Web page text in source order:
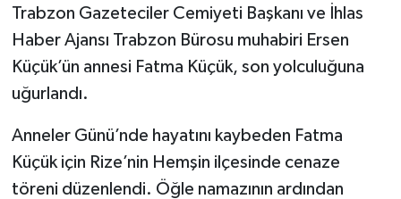
Trabzon Gazeteciler Cemiyeti Başkanı ve İhlas
Haber Ajansı Trabzon Bürosu muhabiri Ersen
Küçük’ün annesi Fatma Küçük, son yolculuğuna
uğurlandı.
Anneler Günü’nde hayatını kaybeden Fatma
Küçük için Rize’nin Hemşin ilçesinde cenaze
töreni düzenlendi. Öğle namazının ardından